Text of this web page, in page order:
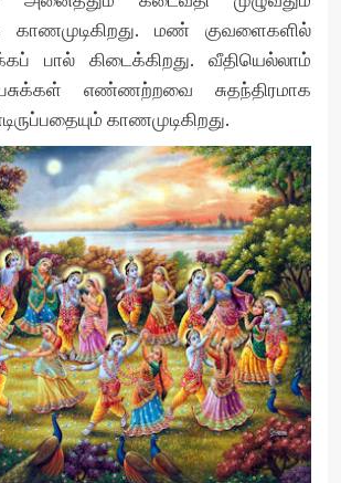
காணமுடிகிறது. மண் குவளைகளில்
பால் கிடைக்கிறது. வீதியெல்லாம்
எண்ணற்றவை சுதந்திரமாக
காணமுடிகிறது.